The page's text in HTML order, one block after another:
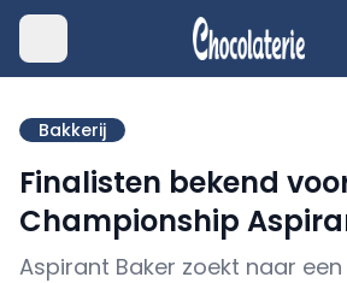
Bakkerij
Finalisten bekend
Championship
Aspirant Baker zoekt naar